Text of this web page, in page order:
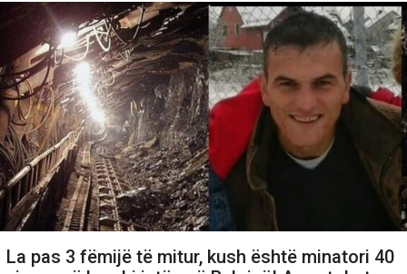
La pas 3 fëmijë të mitur, kush është minatori 40